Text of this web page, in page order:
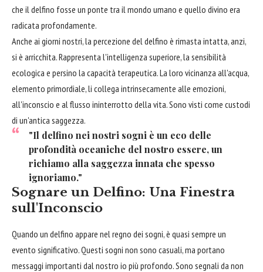
che il delfino fosse un ponte tra il mondo umano e quello divino era
radicata profondamente.
Anche ai giorni nostri, la percezione del delfino è rimasta intatta, anzi,
si è arricchita. Rappresenta l'intelligenza superiore, la sensibilità
ecologica e persino la capacità terapeutica. La loro vicinanza all'acqua,
elemento primordiale, li collega intrinsecamente alle emozioni,
all'inconscio e al flusso ininterrotto della vita. Sono visti come custodi
di un'antica saggezza.
"Il delfino nei nostri sogni è un eco delle
profondità oceaniche del nostro essere, un
richiamo alla saggezza innata che spesso
ignoriamo."
Sognare un Delfino: Una Finestra
sull'Inconscio
Quando un delfino appare nel regno dei sogni, è quasi sempre un
evento significativo. Questi sogni non sono casuali, ma portano
messaggi importanti dal nostro io più profondo. Sono segnali da non